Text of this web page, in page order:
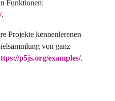
Funktionen:
.
Projekte kennenlerenen
von ganz
p5js.org/examples/.